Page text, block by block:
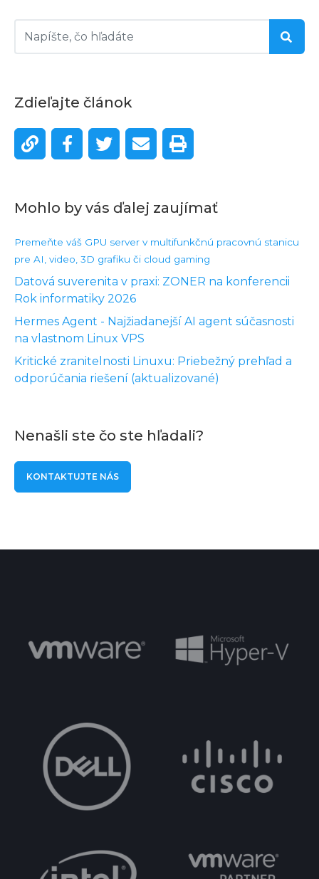
Zdieľajte článok
Mohlo by vás ďalej zaujímať
Premeňte váš GPU server v multifunkčnú pracovnú stanicu
pre AI, video, 3D grafiku či cloud gaming
Datová suverenita v praxi: ZONER na konferencii
Rok informatiky 2026
Hermes Agent - Najžiadanejší AI agent súčasnosti
na vlastnom Linux VPS
Kritické zranitelnosti Linuxu: Priebežný prehľad a
odporúčania riešení (aktualizované)
Nenašli ste čo ste hľadali?
KONTAKTUJTE NÁS